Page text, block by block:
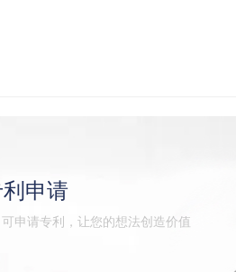
申请
申请专利，让您的想法创造价值